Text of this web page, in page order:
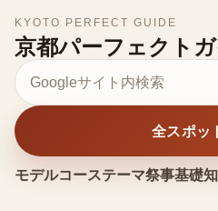
KYOTO PERFECT GUIDE
京都パーフェクト
モデルコーステーマ祭事基礎
サイト内検索
全スポッ